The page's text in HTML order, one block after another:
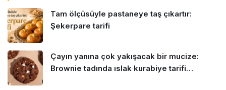
Tam ölçüsüyle pastaneye taş çıkartır:
Şekerpare tarifi
Çayın yanına çok yakışacak bir mucize:
Brownie tadında ıslak kurabiye tarifi…